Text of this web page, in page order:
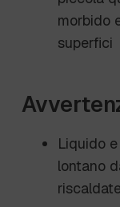
morbido
superfici
Liquido
lontano